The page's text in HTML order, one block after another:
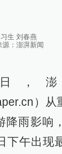
生 刘春燕
源： 澎湃新闻
，
）
降雨影响
下午出现